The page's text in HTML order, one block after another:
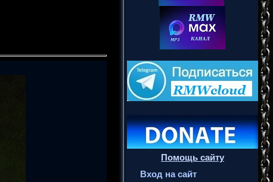
Помощь сайту
Вход на сайт